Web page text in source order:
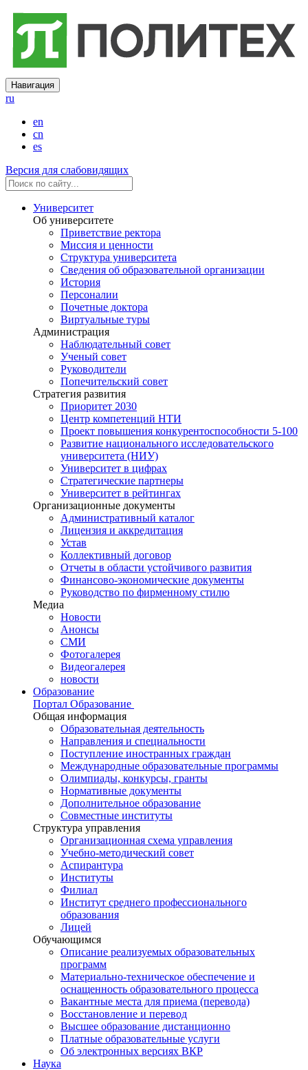
Навигация
ru
en
cn
es
Версия для слабовидящих
Университет
Об университете
Приветствие ректора
Миссия и ценности
Структура университета
Сведения об образовательной организации
История
Персоналии
Почетные доктора
Виртуальные туры
Администрация
Наблюдательный совет
Ученый совет
Руководители
Попечительский совет
Стратегия развития
Приоритет 2030
Центр компетенций НТИ
Проект повышения конкурентоспособности 5-100
Развитие национального исследовательского
университета (НИУ)
Университет в цифрах
Стратегические партнеры
Университет в рейтингах
Организационные документы
Административный каталог
Лицензия и аккредитация
Устав
Коллективный договор
Отчеты в области устойчивого развития
Финансово-экономические документы
Руководство по фирменному стилю
Медиа
Новости
Анонсы
СМИ
Фотогалерея
Видеогалерея
новости
Образование
Портал Образование
Общая информация
Образовательная деятельность
Направления и специальности
Поступление иностранных граждан
Международные образовательные программы
Олимпиады, конкурсы, гранты
Нормативные документы
Дополнительное образование
Совместные институты
Структура управления
Организационная схема управления
Учебно-методический совет
Аспирантура
Институты
Филиал
Институт среднего профессионального
образования
Лицей
Обучающимся
Описание реализуемых образовательных
программ
Материально-техническое обеспечение и
оснащенность образовательного процесса
Вакантные места для приема (перевода)
Восстановление и перевод
Высшее образование дистанционно
Платные образовательные услуги
Об электронных версиях ВКР
Наука